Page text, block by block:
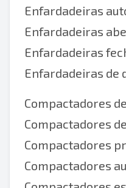
Enfardadeiras
Enfardadeiras
Enfardadeiras
Enfardadeiras de
Compactadores
Compactadores
Compactadores
Compactadores